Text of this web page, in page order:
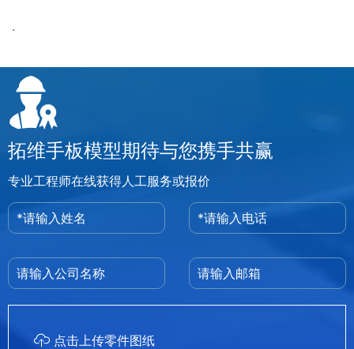
.
拓维手板模型期待与您携手共赢
专业工程师在线获得人工服务或报价
点击上传零件图纸